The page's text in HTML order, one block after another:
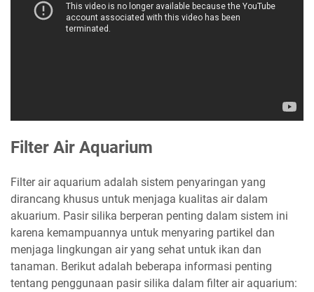
Filter Air Aquarium
Filter air aquarium adalah sistem penyaringan yang
dirancang khusus untuk menjaga kualitas air dalam
akuarium. Pasir silika berperan penting dalam sistem ini
karena kemampuannya untuk menyaring partikel dan
menjaga lingkungan air yang sehat untuk ikan dan
tanaman. Berikut adalah beberapa informasi penting
tentang penggunaan pasir silika dalam filter air aquarium: